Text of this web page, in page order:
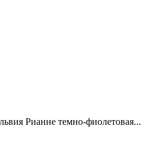
Рианне темно-фиолетовая...